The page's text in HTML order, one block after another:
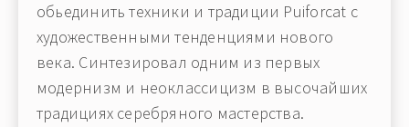
обьединить техники и традиции Puiforcat с
художественными тенденциями нового
века. Синтезировал одним из первых
модернизм и неоклассицизм в высочайших
традициях серебряного мастерства.